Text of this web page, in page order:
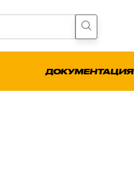
ДОКУМЕНТАЦИЯ